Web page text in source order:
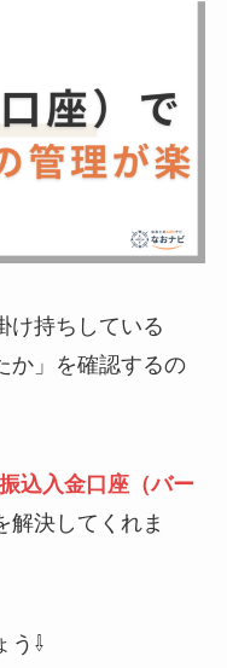
け持ちしている
か」を確認するの
振込入金口座（バー
解決してくれま
う⇩